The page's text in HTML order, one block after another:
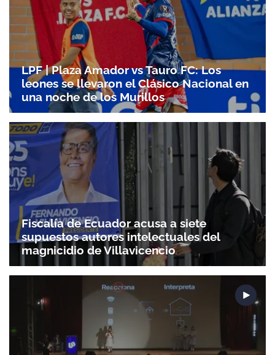
Gracias por suscribirte a nuestro boletín.
LPF | Plaza Amador vs Tauro FC: Los
leones se llevaron el Clásico Nacional en
una noche de los Murillos
Fiscalía de Ecuador acusa a siete
supuestos autores intelectuales del
magnicidio de Villavicencio